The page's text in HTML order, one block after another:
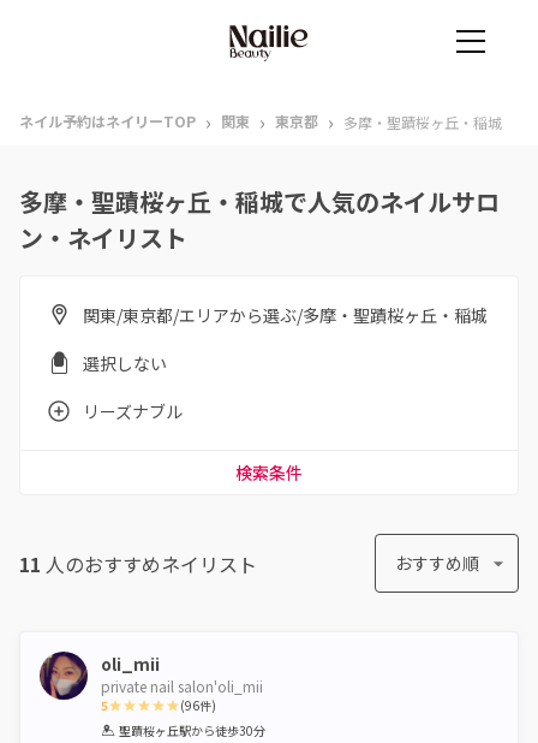
ネイル予約はネイリーTOP › 関東 › 東京都 › 多摩・聖蹟桜ヶ丘・稲城
多摩・聖蹟桜ヶ丘・稲城で人気のネイルサロ
ン・ネイリスト
関東/東京都/エリアから選ぶ/多摩・聖蹟桜ヶ丘・稲城
選択しない
リーズナブル
検索条件
11 人のおすすめネイリスト おすすめ順
oli_mii
private nail salon'oli_mii
5
1 2 3 4 5
(96件)
聖蹟桜ヶ丘駅から徒歩30分